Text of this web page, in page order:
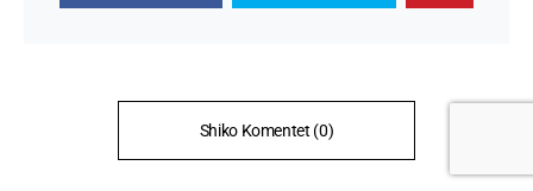
Shiko Komentet (0)